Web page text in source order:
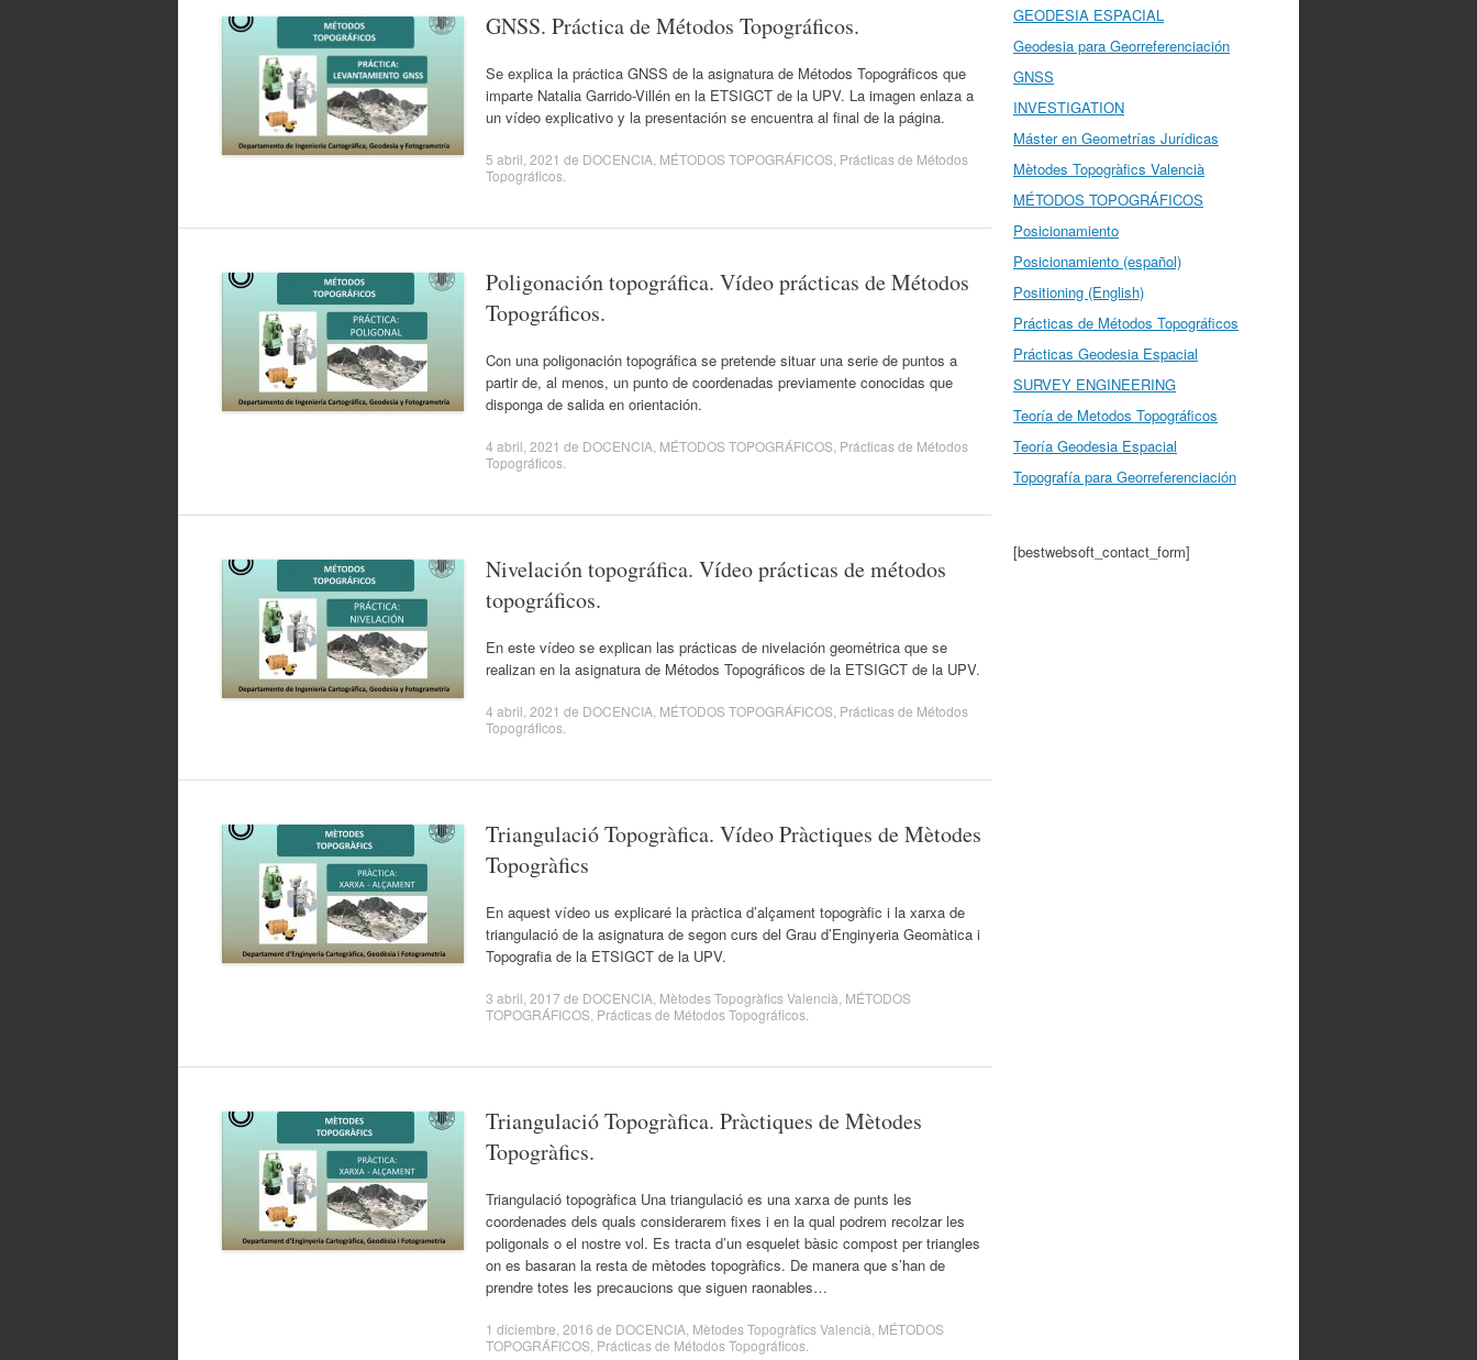
GNSS. Práctica de Métodos Topográficos.
Se explica la práctica GNSS de la asignatura de Métodos Topográficos que
imparte Natalia Garrido-Villén en la ETSIGCT de la UPV. La imagen enlaza a
un vídeo explicativo y la presentación se encuentra al final de la página.
5 abril, 2021 de DOCENCIA MÉTODOS TOPOGRÁFICOS Prácticas de Métodos
Topográficos
Poligonación topográfica. Vídeo prácticas de Métodos
Topográficos.
Con una poligonación topográfica se pretende situar una serie de puntos a
partir de, al menos, un punto de coordenadas previamente conocidas que
disponga de salida en orientación.
4 abril, 2021 de DOCENCIA MÉTODOS TOPOGRÁFICOS Prácticas de Métodos
Topográficos
Nivelación topográfica. Vídeo prácticas de métodos
topográficos.
En este vídeo se explican las prácticas de nivelación geométrica que se
realizan en la asignatura de Métodos Topográficos de la ETSIGCT de la UPV.
4 abril, 2021 de DOCENCIA MÉTODOS TOPOGRÁFICOS Prácticas de Métodos
Topográficos
Triangulació Topogràfica. Vídeo Pràctiques de Mètodes
Topogràfics
En aquest vídeo us explicaré la pràctica d’alçament topogràfic i la xarxa de
triangulació de la asignatura de segon curs del Grau d’Enginyeria Geomàtica i
Topografia de la ETSIGCT de la UPV.
3 abril, 2017 de DOCENCIA Mètodes Topogràfics Valencià MÉTODOS
TOPOGRÁFICOS Prácticas de Métodos Topográficos
Triangulació Topogràfica. Pràctiques de Mètodes
Topogràfics.
Triangulació topogràfica Una triangulació es una xarxa de punts les
coordenades dels quals considerarem fixes i en la qual podrem recolzar les
poligonals o el nostre vol. Es tracta d’un esquelet bàsic compost per triangles
on es basaran la resta de mètodes topogràfics. De manera que s’han de
prendre totes les precaucions que siguen raonables…
1 diciembre, 2016 de DOCENCIA Mètodes Topogràfics Valencià MÉTODOS
TOPOGRÁFICOS Prácticas de Métodos Topográficos
GEODESIA ESPACIAL
Geodesia para Georreferenciación
GNSS
INVESTIGATION
Máster en Geometrías Jurídicas
Mètodes Topogràfics Valencià
MÉTODOS TOPOGRÁFICOS
Posicionamiento
Posicionamiento (español)
Positioning (English)
Prácticas de Métodos Topográficos
Prácticas Geodesia Espacial
SURVEY ENGINEERING
Teoría de Metodos Topográficos
Teoría Geodesia Espacial
Topografía para Georreferenciación
[bestwebsoft_contact_form]